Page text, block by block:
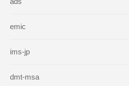
emic
ims-jp
dmt-msa